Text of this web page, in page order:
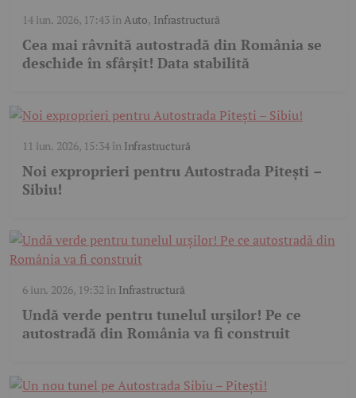
14 iun. 2026, 17:43în Auto, Infrastructură
Cea mai râvnită autostradă din România se
deschide în sfârșit! Data stabilită
11 iun. 2026, 15:34în Infrastructură
Noi exproprieri pentru Autostrada Pitești –
Sibiu!
6 iun. 2026, 19:32 în Infrastructură
Undă verde pentru tunelul urșilor! Pe ce
autostradă din România va fi construit